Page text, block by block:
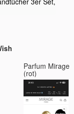
Reise Sport Camping
Parfum Mirage
(rot)